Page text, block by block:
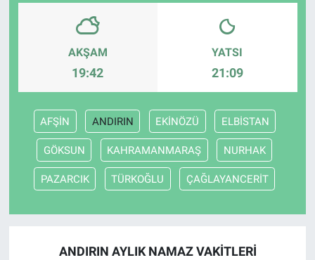
AKŞAM
19:42
YATSI
21:09
AFŞİN ANDIRIN EKİNÖZÜ ELBİSTAN
GÖKSUN KAHRAMANMARAŞ NURHAK
PAZARCIK TÜRKOĞLU ÇAĞLAYANCERİT
ANDIRIN AYLIK NAMAZ VAKITLERI